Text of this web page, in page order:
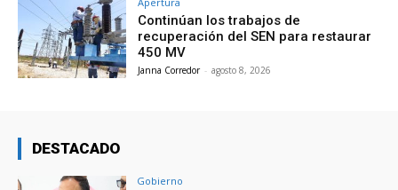
Continúan los trabajos de
recuperación del SEN para restaurar
450 MV
Janna Corredor - agosto 8, 2026
DESTACADO
Gobierno